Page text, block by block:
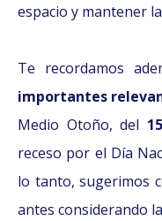
espacio y mantener
Te recordamos
importantes
Medio Otoño, del
receso por el Día
lo tanto, sugerimos
antes considerando